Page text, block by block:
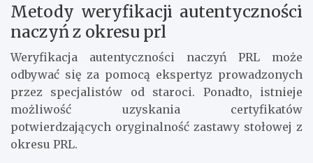
Metody weryfikacji autentyczności
naczyń z okresu prl
Weryfikacja autentyczności naczyń PRL może
odbywać się za pomocą ekspertyz prowadzonych
przez specjalistów od staroci. Ponadto, istnieje
możliwość uzyskania certyfikatów
potwierdzających oryginalność zastawy stołowej z
okresu PRL.